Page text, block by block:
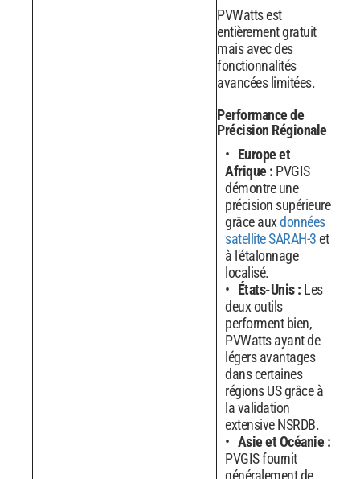
PVWatts est
entièrement gratuit
mais avec des
fonctionnalités
avancées limitées.
Performance de
Précision Régionale
Europe et
Afrique : PVGIS
démontre une
précision supérieure
grâce auxdonnées
satellite SARAH-3et
à l'étalonnage
localisé.
États-Unis : Les
deux outils
performent bien,
PVWatts ayant de
légers avantages
dans certaines
régions US grâce à
la validation
extensive NSRDB.
Asie et Océanie :
PVGIS fournit
généralement de